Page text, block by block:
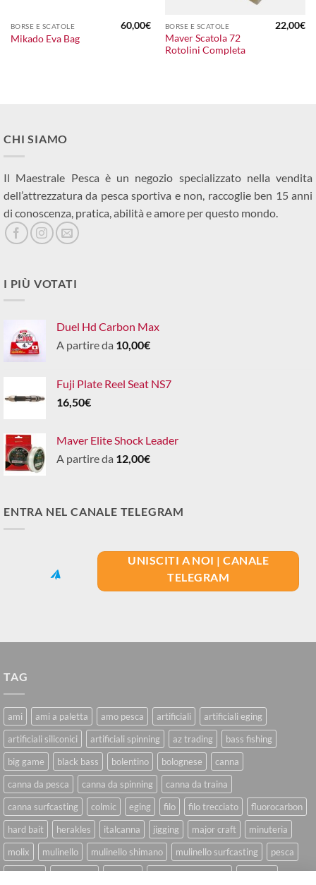
BORSE E SCATOLE
Mikado Eva Bag
60,00€ BORSE E SCATOLE
Maver Scatola 72
Rotolini Completa
22,00€
CHI SIAMO
Il Maestrale Pesca è un negozio specializzato nella vendita
dell’attrezzatura da pesca sportiva e non, raccoglie ben 15 anni
di conoscenza, pratica, abilità e amore per questo mondo.
I PIÙ VOTATI
Duel Hd Carbon Max
A partire da 10,00€
Fuji Plate Reel Seat NS7
16,50€
Maver Elite Shock Leader
A partire da 12,00€
ENTRA NEL CANALE TELEGRAM
UNISCITI A NOI | CANALE
TELEGRAM
TAG
ami ami a paletta amo pesca artificiali
artificiali eging
artificiali siliconici
artificiali spinning az trading
bass fishing
big game
black bass bolentino bolognese
canna
canna da pesca
canna da spinning
canna da traina
canna surfcasting
colmic eging filo filo trecciato
fluorocarbon
hard bait
herakles italcanna jigging major craft
minuteria
molix
mulinello mulinello shimano mulinello surfcasting
pesca
shimano
slow pitch softbait softbait yamamoto spinning